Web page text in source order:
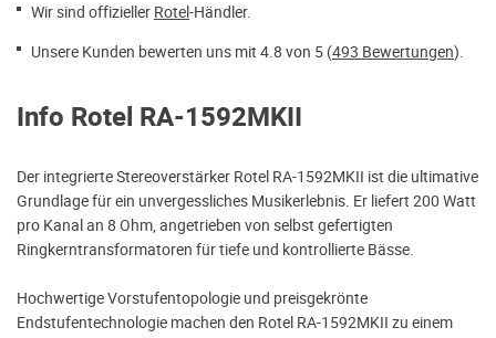
Wir sind offizieller Rotel-Händler.
Unsere Kunden bewerten uns mit 4.8 von 5 (493 Bewertungen).
Info Rotel RA-1592MKII
Der integrierte Stereoverstärker Rotel RA-1592MKII ist die ultimative
Grundlage für ein unvergessliches Musikerlebnis. Er liefert 200 Watt
pro Kanal an 8 Ohm, angetrieben von selbst gefertigten
Ringkerntransformatoren für tiefe und kontrollierte Bässe.
Hochwertige Vorstufentopologie und preisgekrönte
Endstufentechnologie machen den Rotel RA-1592MKII zu einem